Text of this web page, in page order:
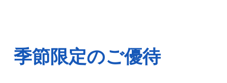
季節限定のご優待